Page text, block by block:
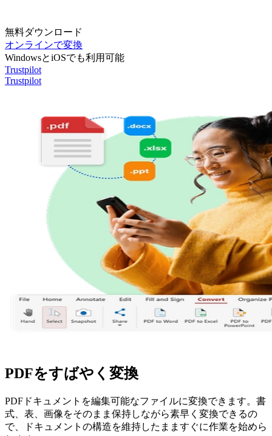
無料ダウンロード
オンラインで変換
WindowsとiOSでも利用可能
Trustpilot
Trustpilot
PDFをすばやく変換
PDFドキュメントを編集可能なファイルに変換できます。書
式、表、画像をそのまま保持しながら素早く変換できるの
で、ドキュメントの構造を維持したまますぐに作業を始めら